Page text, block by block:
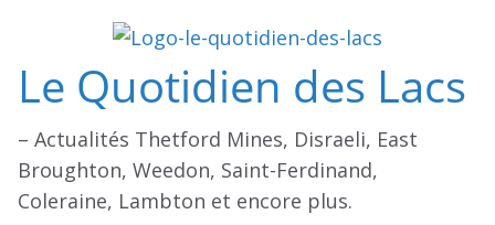
contenu
Le Quotidien des Lacs
– Actualités Thetford Mines, Disraeli, East
Broughton, Weedon, Saint-Ferdinand,
Coleraine, Lambton et encore plus.